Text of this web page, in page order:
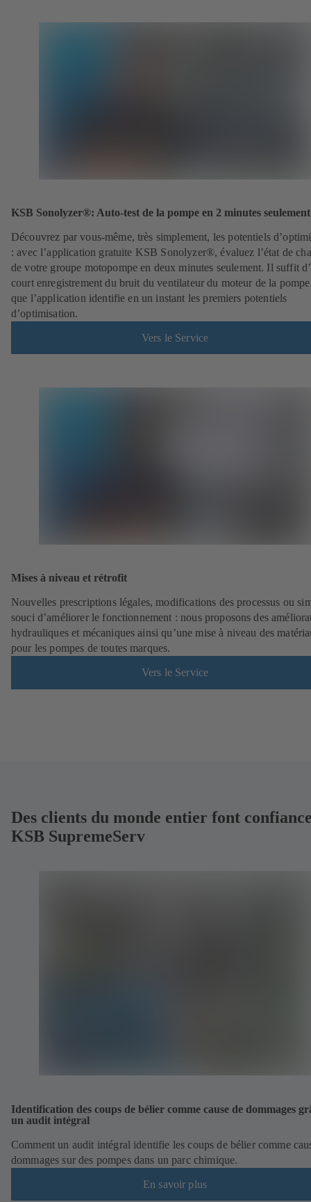
KSB Sonolyzer®: Auto-test de la pompe en 2 minutes seulement
Découvrez par vous-même, très simplement, les potentiels
: avec l’application gratuite KSB Sonolyzer®, évaluez l’état de
de votre groupe motopompe en deux minutes seulement. Il suffit
court enregistrement du bruit du ventilateur du moteur de la
que l’application identifie en un instant les premiers potentiels
d’optimisation.
Vers le Service
Mises à niveau et rétrofit
Nouvelles prescriptions légales, modifications des processus ou
souci d’améliorer le fonctionnement : nous proposons des
hydrauliques et mécaniques ainsi qu’une mise à niveau des
pour les pompes de toutes marques.
Vers le Service
Des clients du monde entier font
KSB SupremeServ
Identification des coups de bélier comme cause de dommages
un audit intégral
Comment un audit intégral identifie les coups de bélier comme
dommages sur des pompes dans un parc chimique.
En savoir plus